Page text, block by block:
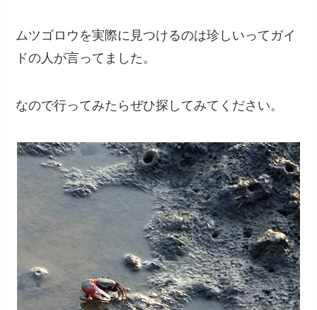
ムツゴロウを実際に見つけるのは珍しいってガイ
ドの人が言ってました。
なので行ってみたらぜひ探してみてください。